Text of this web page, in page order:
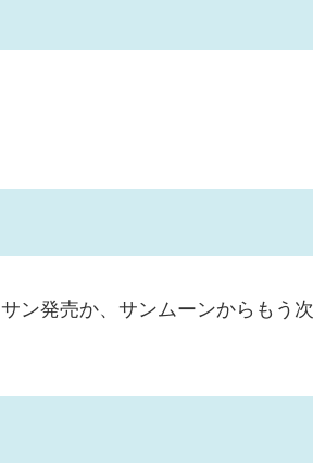
ン発売か、サンムーンからもう次